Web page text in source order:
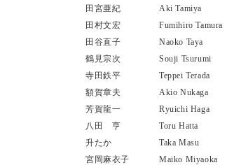
田宮亜紀
Aki Tamiya
田村文宏
Fumihiro Tamura
田谷直子
Naoko Taya
鶴見宗次
Souji Tsurumi
寺田鉄平
Teppei Terada
額賀章夫
Akio Nukaga
芳賀龍一
Ryuichi Haga
八田 亨
Toru Hatta
升たか
Taka Masu
宮岡麻衣子
Maiko Miyaoka